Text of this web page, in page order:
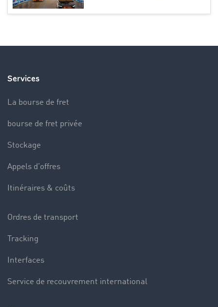
Services
La bourse de fret
bourse de fret privée
Stockage
Appels d’offres
Itinéraires & coûts
Ordres de transport
Tracking
Interfaces
Service de recouvrement international